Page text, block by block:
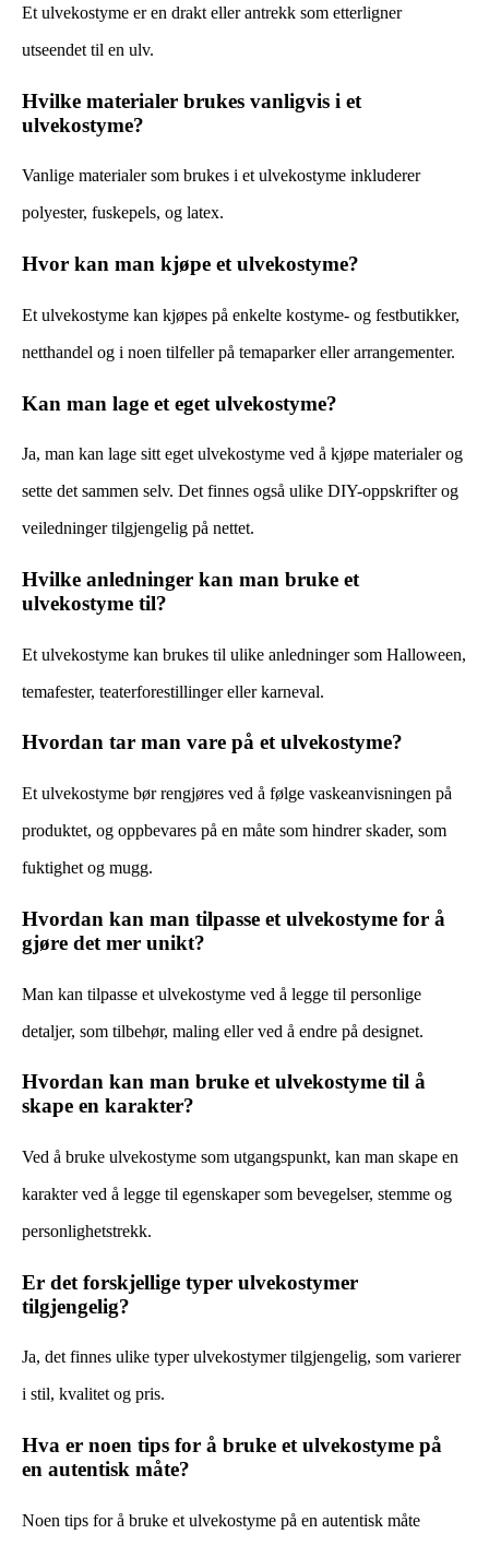
Et ulvekostyme er en drakt eller antrekk som etterligner
utseendet til en ulv.
Hvilke materialer brukes vanligvis i et
ulvekostyme?
Vanlige materialer som brukes i et ulvekostyme inkluderer
polyester, fuskepels, og latex.
Hvor kan man kjøpe et ulvekostyme?
Et ulvekostyme kan kjøpes på enkelte kostyme- og festbutikker,
netthandel og i noen tilfeller på temaparker eller arrangementer.
Kan man lage et eget ulvekostyme?
Ja, man kan lage sitt eget ulvekostyme ved å kjøpe materialer og
sette det sammen selv. Det finnes også ulike DIY-oppskrifter og
veiledninger tilgjengelig på nettet.
Hvilke anledninger kan man bruke et
ulvekostyme til?
Et ulvekostyme kan brukes til ulike anledninger som Halloween,
temafester, teaterforestillinger eller karneval.
Hvordan tar man vare på et ulvekostyme?
Et ulvekostyme bør rengjøres ved å følge vaskeanvisningen på
produktet, og oppbevares på en måte som hindrer skader, som
fuktighet og mugg.
Hvordan kan man tilpasse et ulvekostyme for å
gjøre det mer unikt?
Man kan tilpasse et ulvekostyme ved å legge til personlige
detaljer, som tilbehør, maling eller ved å endre på designet.
Hvordan kan man bruke et ulvekostyme til å
skape en karakter?
Ved å bruke ulvekostyme som utgangspunkt, kan man skape en
karakter ved å legge til egenskaper som bevegelser, stemme og
personlighetstrekk.
Er det forskjellige typer ulvekostymer
tilgjengelig?
Ja, det finnes ulike typer ulvekostymer tilgjengelig, som varierer
i stil, kvalitet og pris.
Hva er noen tips for å bruke et ulvekostyme på
en autentisk måte?
Noen tips for å bruke et ulvekostyme på en autentisk måte